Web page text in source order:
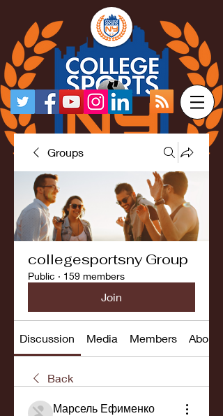
Groups
collegesportsny Group
Public · 159 members
Join
Discussion Media Members About
Back
Марсель Ефименко